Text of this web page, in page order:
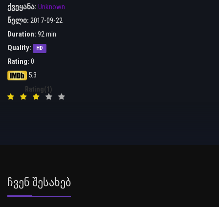
ქვეყანა: Unknown
წელი: 2017-09-22
Duration: 92 min
Quality:
HD
Rating: 0
5.3
Rating(1)
Ჩვენ Შესახებ